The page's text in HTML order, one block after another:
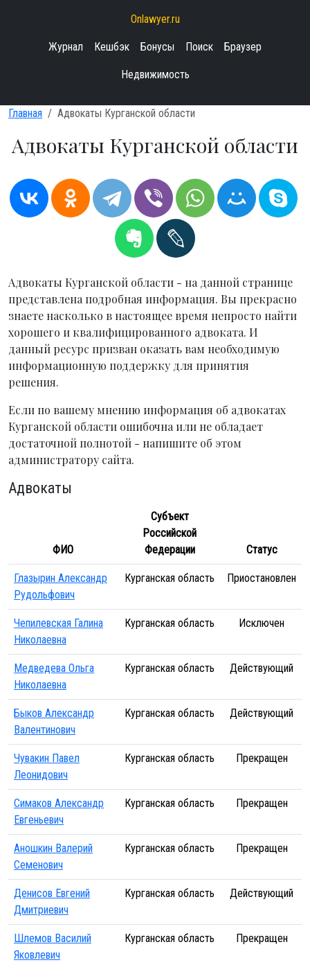
Onlawyer.ru
Журнал Кешбэк Бонусы Поиск Браузер
Недвижимость
Главная Адвокаты Курганской области
Адвокаты Курганской области
Адвокаты Курганской области - на данной странице
представлена подробная информация. Вы прекрасно
знаете насколько в настоящее время непросто найти
хорошего и квалифицированного адвоката. И
данный ресурс призван оказать вам необходимую
информационную поддержку для принятия
решения.
Если по вашему мнению информация об адвокатах
Курганской области ошибочна или не обладает
достаточной полнотой - напишите об этом
администратору сайта.
Адвокаты
ФИО
Субъект
Российской
Федерации
Статус
Глазырин Александр
Рудольфович
Курганская область Приостановлен
Чепилевская Галина
Николаевна
Курганская область Исключен
Медведева Ольга
Николаевна
Курганская область Действующий
Быков Александр
Валентинович
Курганская область Действующий
Чувакин Павел
Леонидович
Курганская область Прекращен
Симаков Александр
Евгеньевич
Курганская область Прекращен
Аношкин Валерий
Семенович
Курганская область Прекращен
Денисов Евгений
Дмитриевич
Курганская область Действующий
Шлемов Василий
Яковлевич
Курганская область Прекращен